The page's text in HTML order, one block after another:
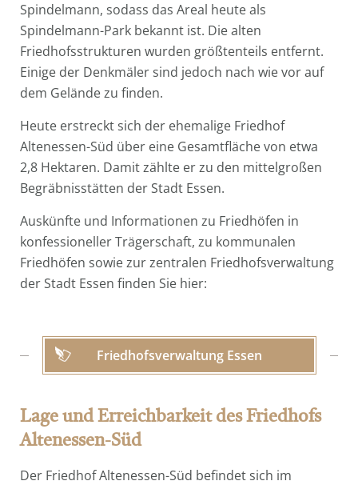
Spindelmann, sodass das Areal heute als
Spindelmann-Park bekannt ist. Die alten
Friedhofsstrukturen wurden größtenteils entfernt.
Einige der Denkmäler sind jedoch nach wie vor auf
dem Gelände zu finden.
Heute erstreckt sich der ehemalige Friedhof
Altenessen-Süd über eine Gesamtfläche von etwa
2,8 Hektaren. Damit zählte er zu den mittelgroßen
Begräbnisstätten der Stadt Essen.
Auskünfte und Informationen zu Friedhöfen in
konfessioneller Trägerschaft, zu kommunalen
Friedhöfen sowie zur zentralen Friedhofsverwaltung
der Stadt Essen finden Sie hier:
Friedhofsverwaltung Essen
Lage und Erreichbarkeit des Friedhofs
Altenessen-Süd
Der Friedhof Altenessen-Süd befindet sich im